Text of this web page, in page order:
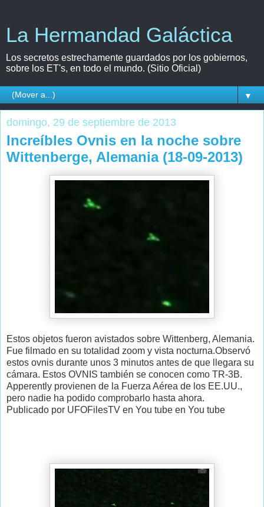
La Hermandad Galáctica
Los secretos estrechamente guardados por los gobiernos,
sobre los ET's, en todo el mundo. (Sitio Oficial)
▼
domingo, 29 de septiembre de 2013
Increíbles Ovnis en la noche sobre
Wittenberge, Alemania (18-09-2013)
Estos objetos fueron avistados sobre Wittenberg, Alemania.
Fue filmado en su totalidad zoom y vista nocturna.Observó
estos ovnis durante unos 3 minutos antes de que llegara su
cámara. Estos OVNIS también se conocen como TR-3B.
Apperently provienen de la Fuerza Aérea de los EE.UU.,
pero nadie ha podido comprobarlo hasta ahora.
Publicado por UFOFilesTV en You tube en You tube